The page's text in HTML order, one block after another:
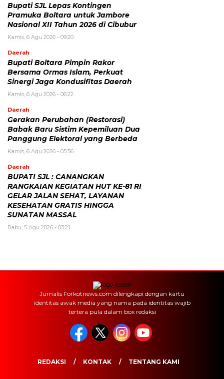
Bupati SJL Lepas Kontingen
Pramuka Boltara untuk Jambore
Nasional XII Tahun 2026 di Cibubur
Kamis, 6 Agu 2026 - 09:20
Daerah
Bupati Boltara Pimpin Rakor
Bersama Ormas Islam, Perkuat
Sinergi Jaga Kondusifitas Daerah
Kamis, 6 Agu 2026 - 06:22
Daerah
Gerakan Perubahan (Restorasi)
Babak Baru Sistim Kepemiluan Dua
Panggung Elektoral yang Berbeda
Kamis, 6 Agu 2026 - 05:56
Daerah
BUPATI SJL : CANANGKAN
RANGKAIAN KEGIATAN HUT KE-81 RI
GELAR JALAN SEHAT, LAYANAN
KESEHATAN GRATIS HINGGA
SUNATAN MASSAL
Rabu, 5 Agu 2026 - 03:21
Jurnalis Forkotnews.com dilengkapi dengan kartu
identitas awak media yang nama pada identitas wajib
tertera pula dalam box redaksi
REDAKSI KONTAK TENTANG KAMI